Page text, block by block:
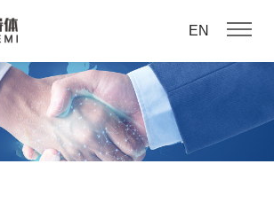
EN